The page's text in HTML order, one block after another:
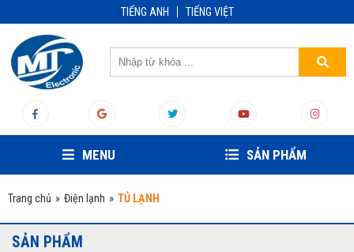
TIẾNG ANH TIẾNG VIỆT
MENU SẢN PHẨM
Trang chủ » Điện lạnh » TỦ LẠNH
SẢN PHẨM